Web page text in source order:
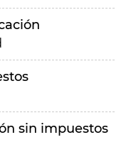
sin impuestos